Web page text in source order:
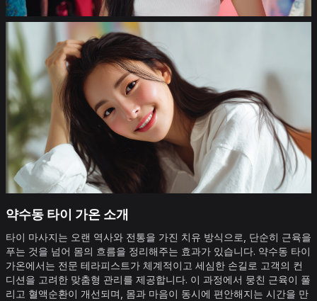
약수동 타이 가온 소개
타이 마사지는 오랜 역사와 전통을 가진 치유 방식으로, 단순히 근육을
푸는 것을 넘어 몸의 흐름을 정리해주는 효과가 있습니다. 약수동 타이
가온에서는 전문 테라피스트가 체계적이고 세심한 손길로 고객의 컨
디션을 고려한 맞춤형 관리를 제공합니다. 이 과정에서 뭉친 근육이 풀
리고 혈액순환이 개선되며, 몸과 마음이 동시에 편안해지는 시간을 만